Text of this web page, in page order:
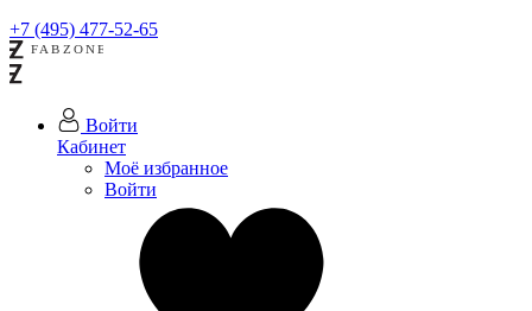
+7 (495) 477-52-65
Войти
Кабинет
Моё избранное
Войти